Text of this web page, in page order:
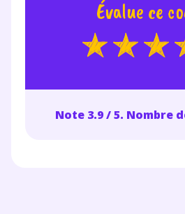
Évalue ce
Note 3.9 / 5. Nombre